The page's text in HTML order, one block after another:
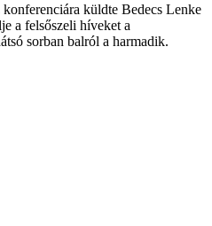
küldte Bedecs Lenke
a felsőszeli híveket a
sorban balról a harmadik.